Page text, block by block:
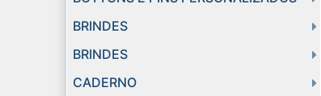
BRINDES
BRINDES
CADERNO